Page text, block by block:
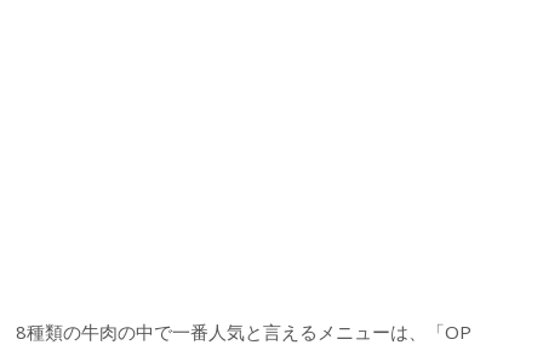
8種類の牛肉の中で一番人気と言えるメニューは、「OP